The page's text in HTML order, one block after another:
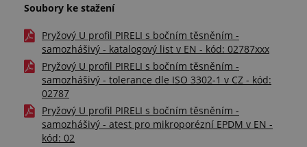
Soubory ke stažení
Pryžový U profil PIRELI s bočním těsněním -
samozhášivý - katalogový list v EN - kód: 02787xxx
Pryžový U profil PIRELI s bočním těsněním -
samozhášivý - tolerance dle ISO 3302-1 v CZ - kód:
02787
Pryžový U profil PIRELI s bočním těsněním -
samozhášivý - atest pro mikroporézní EPDM v EN -
kód: 02